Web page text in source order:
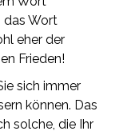
das Wort
eher der
Frieden!
sich immer
können. Das
solche, die Ihr